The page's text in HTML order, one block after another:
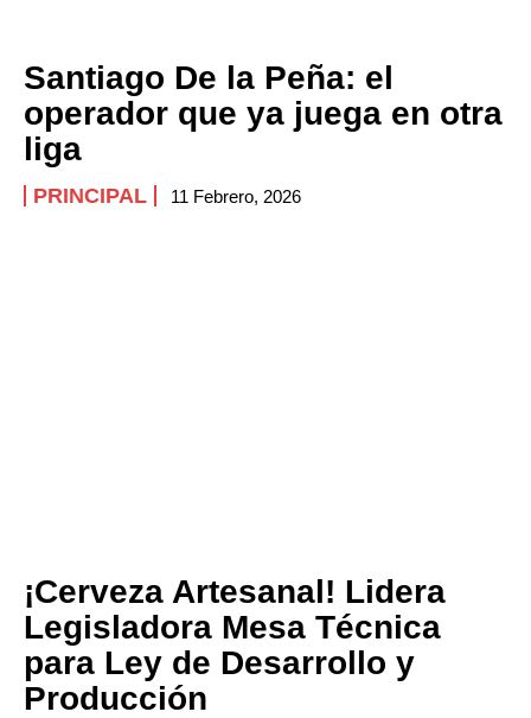
Santiago De la Peña: el
operador que ya juega en otra
liga
PRINCIPAL 11 Febrero, 2026
¡Cerveza Artesanal! Lidera
Legisladora Mesa Técnica
para Ley de Desarrollo y
Producción